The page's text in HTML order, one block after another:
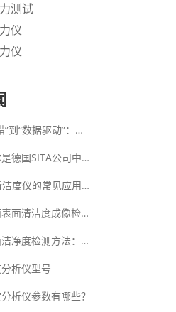
测试
仪
仪
从“经验试错”到“数据驱动”：动态表面张力如何重塑PDLC涂布工艺逻辑
佛山翁开尔是德国SITA公司中国核心代理商
SITA表面清洁度仪的常见应用范围
零部件整面表面清洁度成像检测系统：析塔SITA FluoVision Qube
零部件表面洁净度检测方法：析塔清洁度检测仪
析仪型号
析仪参数有哪些？